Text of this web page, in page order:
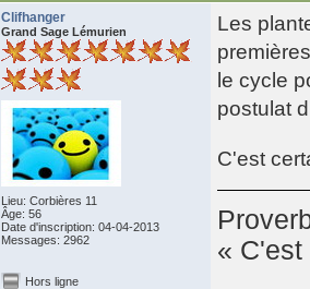
Clifhanger
Grand Sage Lémurien
Lieu: Corbières 11
Âge: 56
Date d'inscription: 04-04-2013
Messages: 2962
Les
le cycle
postulat
C'est
«
Hors ligne